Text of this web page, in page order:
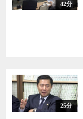
42分
25分